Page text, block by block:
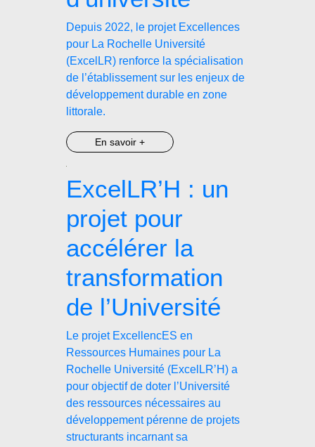
Depuis 2022, le projet Excellences
pour La Rochelle Université
(ExcelLR) renforce la spécialisation
de l’établissement sur les enjeux de
développement durable en zone
littorale.
En savoir +
ExcelLR’H : un
projet pour
accélérer la
transformation
de l’Université
Le projet ExcellencES en
Ressources Humaines pour La
Rochelle Université (ExcelLR’H) a
pour objectif de doter l’Université
des ressources nécessaires au
développement pérenne de projets
structurants incarnant sa